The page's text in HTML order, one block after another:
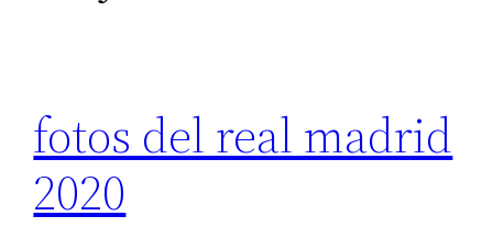
fotos del real madrid
2020